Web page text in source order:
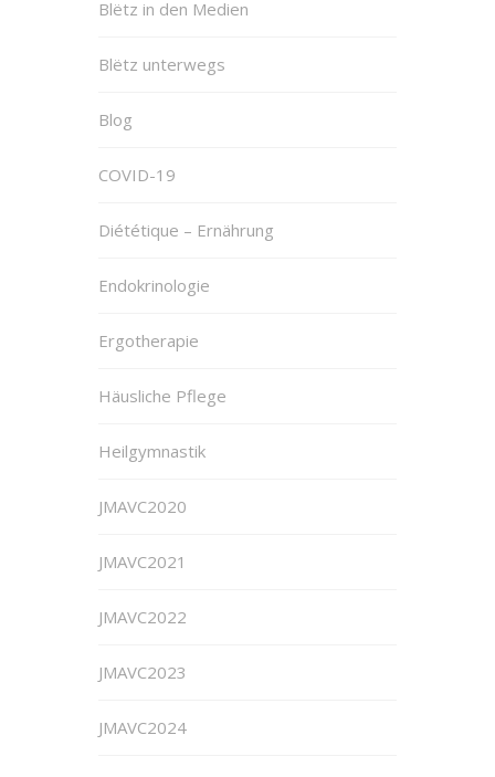
Blëtz in den Medien
Blëtz unterwegs
Blog
COVID-19
Diététique – Ernährung
Endokrinologie
Ergotherapie
Häusliche Pflege
Heilgymnastik
JMAVC2020
JMAVC2021
JMAVC2022
JMAVC2023
JMAVC2024